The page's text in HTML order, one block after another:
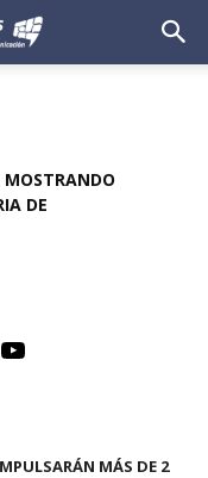
DE
YouTube
MÁS DE 2